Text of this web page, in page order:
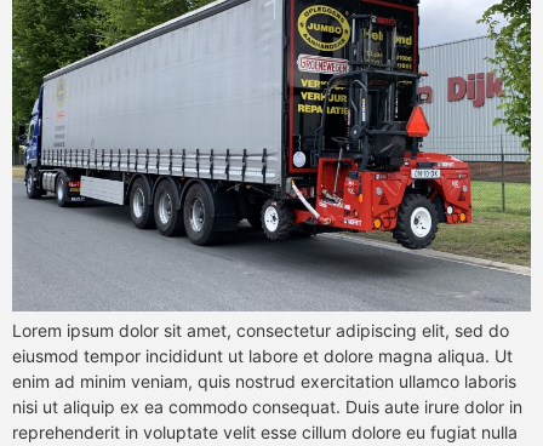
Lorem ipsum dolor sit amet, consectetur adipiscing elit, sed do
eiusmod tempor incididunt ut labore et dolore magna aliqua. Ut
enim ad minim veniam, quis nostrud exercitation ullamco laboris
nisi ut aliquip ex ea commodo consequat. Duis aute irure dolor in
reprehenderit in voluptate velit esse cillum dolore eu fugiat nulla